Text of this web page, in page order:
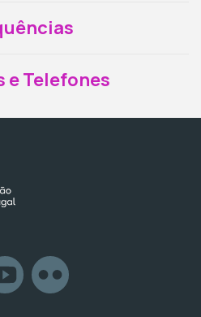
e Telefones